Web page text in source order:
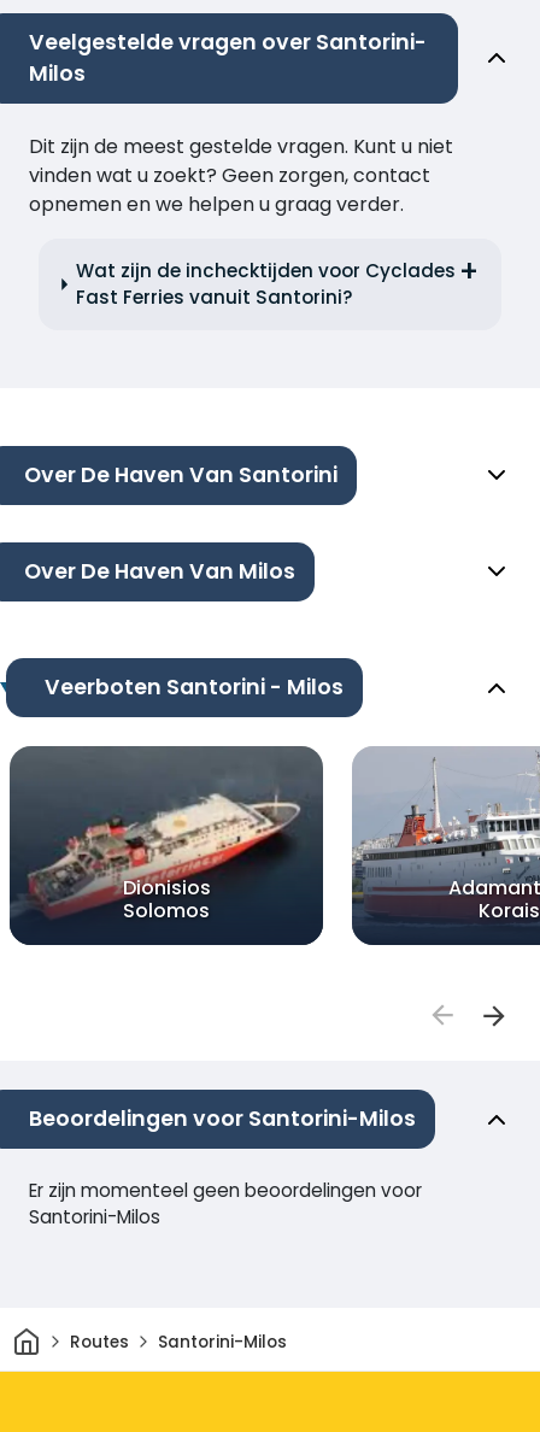
Veelgestelde vragen over Santorini-
Milos
Dit zijn de meest gestelde vragen. Kunt u niet
vinden wat u zoekt? Geen zorgen, contact
opnemen en we helpen u graag verder.
Wat zijn de inchecktijden voor Cyclades
Fast Ferries vanuit Santorini?
Over De Haven Van Santorini
Over De Haven Van Milos
Veerboten Santorini - Milos
Dionisios
Solomos
Korais
Beoordelingen voor Santorini-Milos
Er zijn momenteel geen beoordelingen voor
Santorini-Milos
ThuisRoutes Santorini-Milos